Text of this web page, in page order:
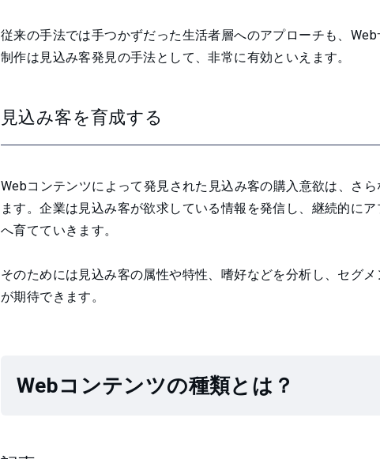
従来の手法では手つかずだった生活者層へのアプローチも、
制作は見込み客発見の手法として、非常に有効といえます。
見込み客を育成する
Webコンテンツによって発見された見込み客の購入意欲は、さ
ます。企業は見込み客が欲求している情報を発信し、継続的に
へ育てていきます。
そのためには見込み客の属性や特性、嗜好などを分析し、セグ
が期待できます。
Webコンテンツの種類とは？